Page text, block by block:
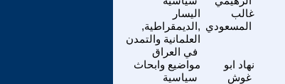
اليسار
,الديمقراطية,
العلمانية والتمدن
في العراق
غالب
المسعودي
مواضيع وابحاث
سياسية
نهاد ابو
غوش